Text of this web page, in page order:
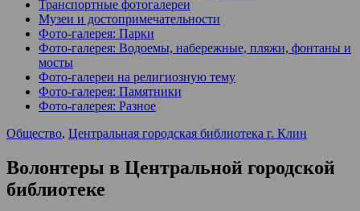
Транспортные фотогалереи
Музеи и достопримечательности
Фото-галерея: Парки
Фото-галерея: Водоемы, набережные, пляжи, фонтаны и
мосты
Фото-галереи на религиозную тему
Фото-галерея: Памятники
Фото-галерея: Разное
Общество, Центральная городская библиотека г. Клин
Волонтеры в Центральной городской
библиотеке